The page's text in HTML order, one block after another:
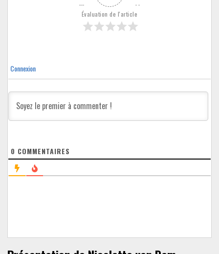
Évaluation de l'article
Connexion
0 COMMENTAIRES